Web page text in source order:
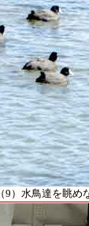
（9）水鳥達を眺め